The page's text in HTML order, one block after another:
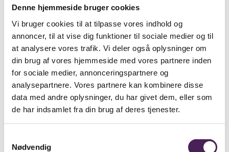
Denne hjemmeside bruger cookies
Vi bruger cookies til at tilpasse vores indhold og
annoncer, til at vise dig funktioner til sociale medier og til
at analysere vores trafik. Vi deler også oplysninger om
din brug af vores hjemmeside med vores partnere inden
for sociale medier, annonceringspartnere og
analysepartnere. Vores partnere kan kombinere disse
data med andre oplysninger, du har givet dem, eller som
de har indsamlet fra din brug af deres tjenester.
Nødvendig
Leder du efter noget
specifikt?
Se om nogle af de nedenstående links kan
være til hjælp.
Besøgselever
Eksamen og terminsprøver
Elevvejledning
Find vej